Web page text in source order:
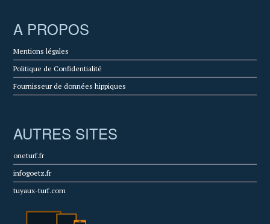
A PROPOS
Mentions légales
Politique de Confidentialité
Fournisseur de données hippiques
AUTRES SITES
oneturf.fr
infogoetz.fr
tuyaux-turf.com